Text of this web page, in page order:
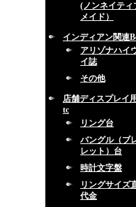
(ノンネイティ
メイド）
インディアン関連
アリゾナハイ
イ誌
その他
店舗ディスプレイ
tc
リング台
バングル（ブ
レット）台
時計文字盤
リングサイズ
代金